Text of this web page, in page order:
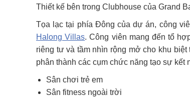
Thiết kế bên trong Clubhouse của Grand
Tọa lạc tại phía Đông của dự án, công
Halong Villas. Công viên mang đến tổ
riêng tư và tầm nhìn rộng mở cho khu
phân thành các cụm chức năng tạo sự kết
Sân chơi trẻ em
Sân fitness ngoài trời